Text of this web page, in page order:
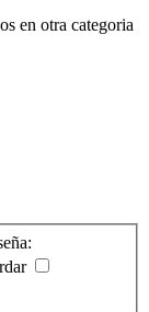
en otra categoria